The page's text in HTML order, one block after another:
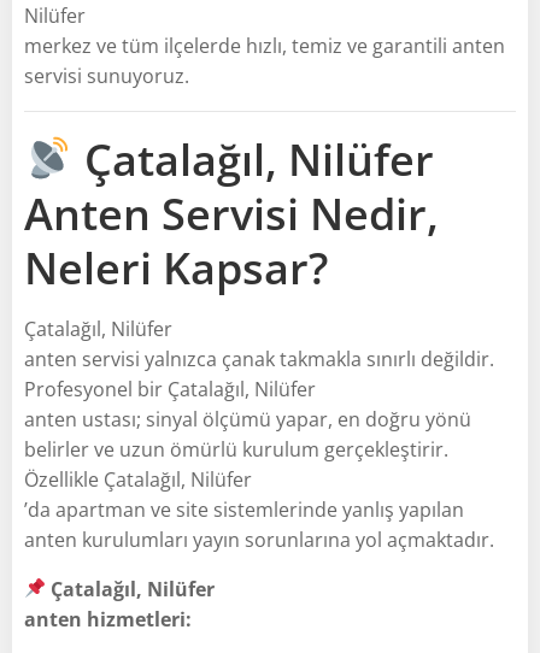
Nilüfer
merkez ve tüm ilçelerde hızlı, temiz ve garantili anten
servisi sunuyoruz.
Çatalağıl, Nilüfer
Anten Servisi Nedir,
Neleri Kapsar?
Çatalağıl, Nilüfer
anten servisi yalnızca çanak takmakla sınırlı değildir.
Profesyonel bir Çatalağıl, Nilüfer
anten ustası; sinyal ölçümü yapar, en doğru yönü
belirler ve uzun ömürlü kurulum gerçekleştirir.
Özellikle Çatalağıl, Nilüfer
’da apartman ve site sistemlerinde yanlış yapılan
anten kurulumları yayın sorunlarına yol açmaktadır.
Çatalağıl, Nilüfer
anten hizmetleri: